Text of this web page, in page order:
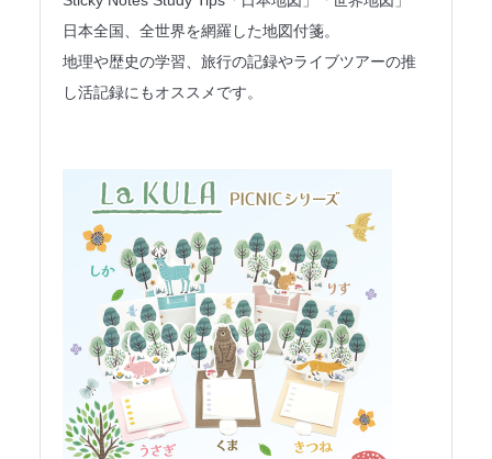
日本全国、全世界を網羅した地図付箋。
地理や歴史の学習、旅行の記録やライブツアーの推
し活記録にもオススメです。